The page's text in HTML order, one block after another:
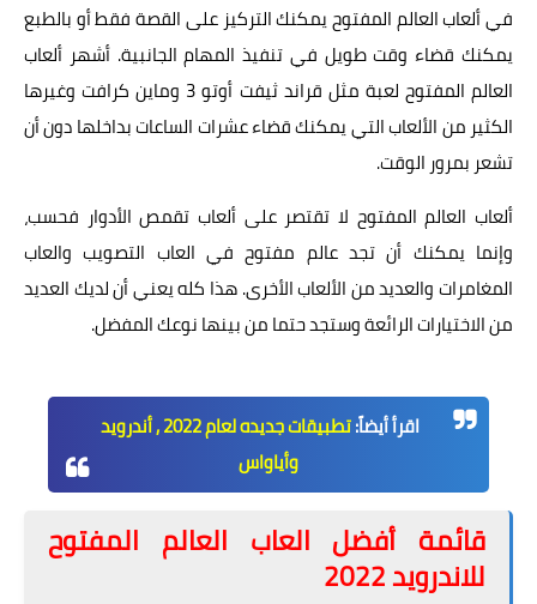
في ألعاب العالم المفتوح يمكنك التركيز على القصة فقط أو بالطبع
يمكنك قضاء وقت طويل في تنفيذ المهام الجانبية. أشهر ألعاب
العالم المفتوح لعبة مثل قراند ثيفت أوتو 3 وماين كرافت وغيرها
الكثير من الألعاب التي يمكنك قضاء عشرات الساعات بداخلها دون أن
تشعر بمرور الوقت.
ألعاب العالم المفتوح لا تقتصر على ألعاب تقمص الأدوار فحسب،
وإنما يمكنك أن تجد عالم مفتوح في العاب التصويب والعاب
المغامرات والعديد من الألعاب الأخرى. هذا كله يعني أن لديك العديد
من الاختيارات الرائعة وستجد حتما من بينها نوعك المفضل.
اقرأ أيضاً:
تطبيقات جديده لعام 2022 , أندرويد
وأياواس
قائمة أفضل العاب العالم المفتوح
للاندرويد 2022